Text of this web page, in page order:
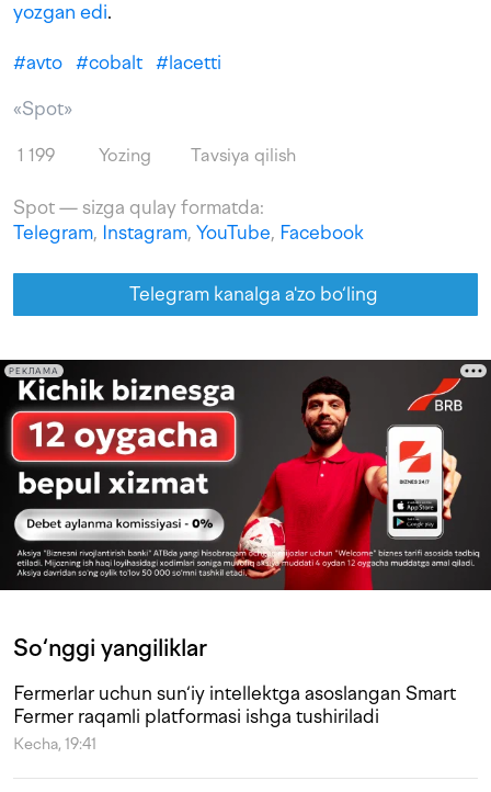
yozgan edi.
#avto #cobalt #lacetti
«Spot»
1 199 Yozing Tavsiya qilish
Spot — sizga qulay formatda:
Telegram, Instagram, YouTube, Facebook
Telegram kanalga a'zo bo‘ling
РЕКЛАМА
So‘nggi yangiliklar
Fermerlar uchun sun‘iy intellektga asoslangan Smart
Fermer raqamli platformasi ishga tushiriladi
Kecha, 19:41